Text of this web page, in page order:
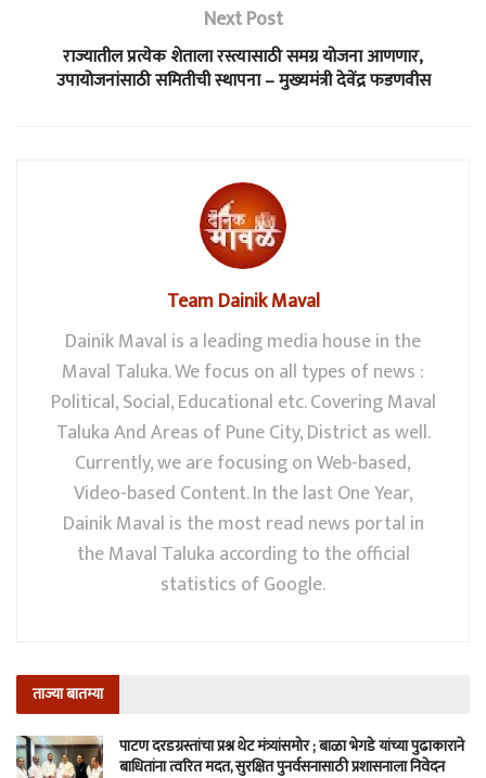
Next Post
राज्यातील प्रत्येक शेताला रस्त्यासाठी समग्र योजना आणणार,
उपायोजनांसाठी समितीची स्थापना – मुख्यमंत्री देवेंद्र फडणवीस
Team Dainik Maval
Dainik Maval is a leading media house in the
Maval Taluka. We focus on all types of news :
Political, Social, Educational etc. Covering Maval
Taluka And Areas of Pune City, District as well.
Currently, we are focusing on Web-based,
Video-based Content. In the last One Year,
Dainik Maval is the most read news portal in
the Maval Taluka according to the official
statistics of Google.
ताज्या बातम्या
पाटण दरडग्रस्तांचा प्रश्न थेट मंत्र्यांसमोर ; बाळा भेगडे यांच्या पुढाकाराने
बाधितांना त्वरित मदत, सुरक्षित पुनर्वसनासाठी प्रशासनाला निवेदन